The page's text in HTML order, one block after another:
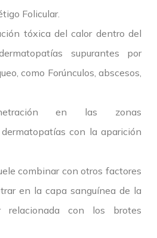
Folicular.
tóxica del calor dentro del
supurantes por
como Forúnculos, abscesos,
en las zonas
con la aparición
combinar con otros factores
en la capa sanguínea de la
con los brotes